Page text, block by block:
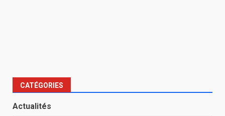
CATÉGORIES
Actualités